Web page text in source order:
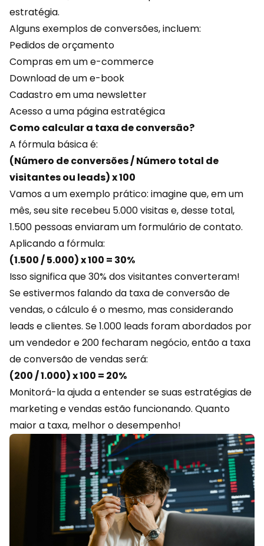
estratégia.
Alguns exemplos de conversões, incluem:
Pedidos de orçamento
Compras em ume-commerce
Download de um e-book
Cadastro em uma newsletter
Acesso a uma página estratégica
Como calcular a taxa de conversão?
A fórmula básica é:
(Número de conversões / Número total de
visitantes ou leads) x 100
Vamos a um exemplo prático: imagine que, em um
mês, seu site recebeu 5.000 visitas e, desse total,
1.500 pessoas enviaram um formulário de contato.
Aplicando a fórmula:
(1.500 / 5.000) x 100 = 30%
Isso significa que 30% dos visitantes converteram!
Se estivermos falando da taxa de conversão de
vendas, o cálculo é o mesmo, mas considerando
leads e clientes. Se 1.000 leads foram abordados por
um vendedor e 200 fecharam negócio, então a taxa
de conversão de vendas será:
(200 / 1.000) x 100 = 20%
Monitorá-la ajuda a entender se suas estratégias de
marketing e vendas estão funcionando. Quanto
maior a taxa, melhor o desempenho!